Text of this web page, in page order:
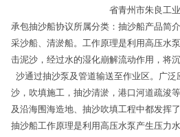
省青州市朱良工业
承包抽沙船协议所属分类：抽沙船产品简
采沙船、清淤船。工作原理是利用高压水
击泥沙，经过水的湿化崩解流动作用，将
沙通过抽沙泵及管道输送至作业区。广
沙，吹填施工，抽沙清淤，港口河道疏浚
及沿海围海造地、抽沙吹填工程中都发挥
抽沙船工作原理是利用高压水泵产生压力